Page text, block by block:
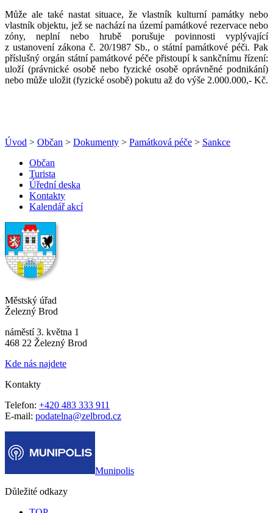
Může ale také nastat situace, že vlastník kulturní památky nebo
vlastník objektu, jež se nachází na území památkové rezervace nebo
zóny, neplní nebo hrubě porušuje povinnosti vyplývající
z ustanovení zákona č. 20/1987 Sb., o státní památkové péči. Pak
příslušný orgán státní památkové péče přistoupí k sankčnímu řízení:
uloží (právnické osobě nebo fyzické osobě oprávněné podnikání)
nebo může uložit (fyzické osobě) pokutu až do výše 2.000.000,- Kč.
Úvod > Občan > Dokumenty > Památková péče > Sankce
Občan
Turista
Úřední deska
Kontakty
Kalendář akcí
Městský úřad
Železný Brod
náměstí 3. května 1
468 22 Železný Brod
Kde nás najdete
Kontakty
Telefon: +420 483 333 911
E-mail: podatelna@zelbrod.cz
Munipolis
Důležité odkazy